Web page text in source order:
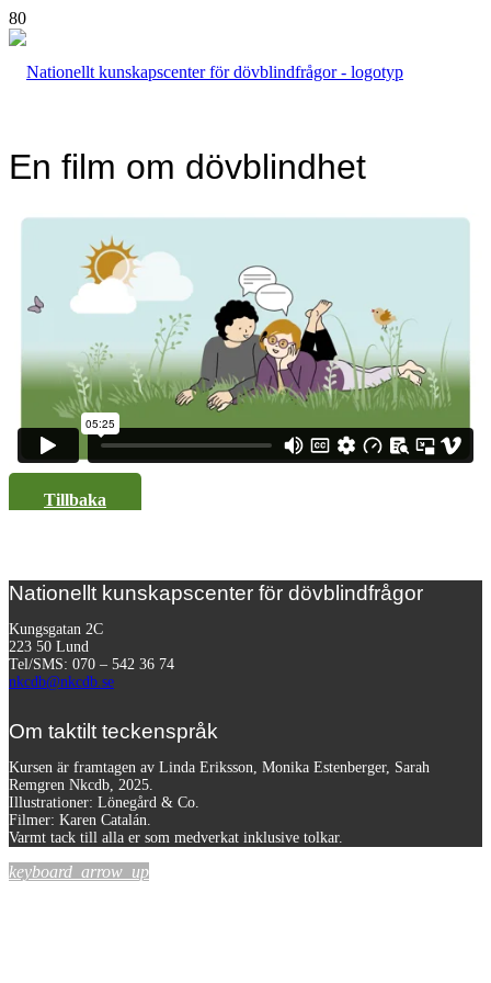
En film om dövblindhet
Tillbaka
Nationellt kunskapscenter för dövblindfrågor
Kungsgatan 2C
223 50 Lund
Tel/SMS: 070 – 542 36 74
nkcdb@nkcdb.se
Om taktilt teckenspråk
Kursen är framtagen av Linda Eriksson, Monika Estenberger, Sarah
Remgren Nkcdb, 2025.
Illustrationer: Lönegård & Co.
Filmer: Karen Catalán.
Varmt tack till alla er som medverkat inklusive tolkar.
keyboard_arrow_up